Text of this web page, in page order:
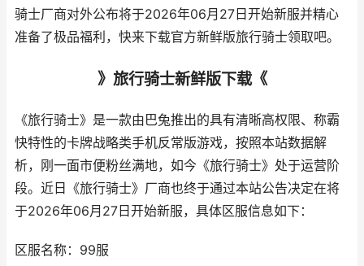
骑士厂商对外公布将于2026年06月27日开始新服并精心
准备了极品福利，快来下载官方新鲜版旅行骑士领取吧。
》旅行骑士新鲜版下载《
《旅行骑士》是一款由巴兔推出的具有清晰高权限、称霸
快特性的卡牌战略类手机反常版游戏，按照本站数据解
析，刚一面市便粉丝满地，如今《旅行骑士》处于运营阶
段。近日《旅行骑士》厂商也终于通过本站公告决定在将
于2026年06月27日开始新服，具体区服信息如下：
区服名称：99服